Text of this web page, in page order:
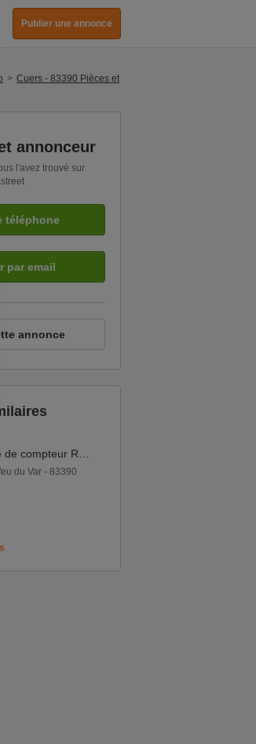
Publier une annonce
Cuers - 83390 Pièces et
annonceur
l'avez trouvé sur
téléphone
par email
annonce
du Var - 83390